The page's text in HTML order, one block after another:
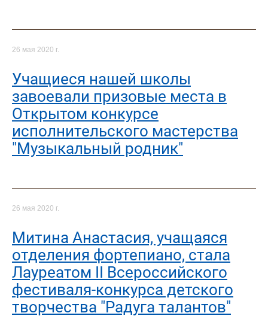
26 мая 2020 г.
Учащиеся нашей школы
завоевали призовые места в
Открытом конкурсе
исполнительского мастерства
"Музыкальный родник"
26 мая 2020 г.
Митина Анастасия, учащаяся
отделения фортепиано, стала
Лауреатом II Всероссийского
фестиваля-конкурса детского
творчества "Радуга талантов"